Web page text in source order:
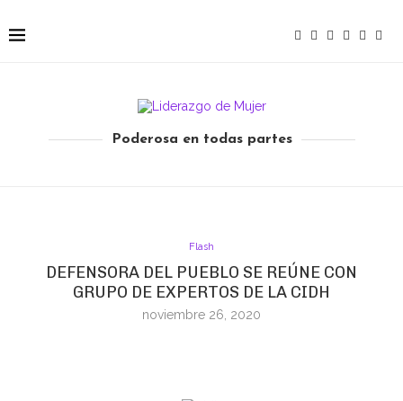
Poderosa en todas partes
Flash
DEFENSORA DEL PUEBLO SE REÚNE CON
GRUPO DE EXPERTOS DE LA CIDH
noviembre 26, 2020